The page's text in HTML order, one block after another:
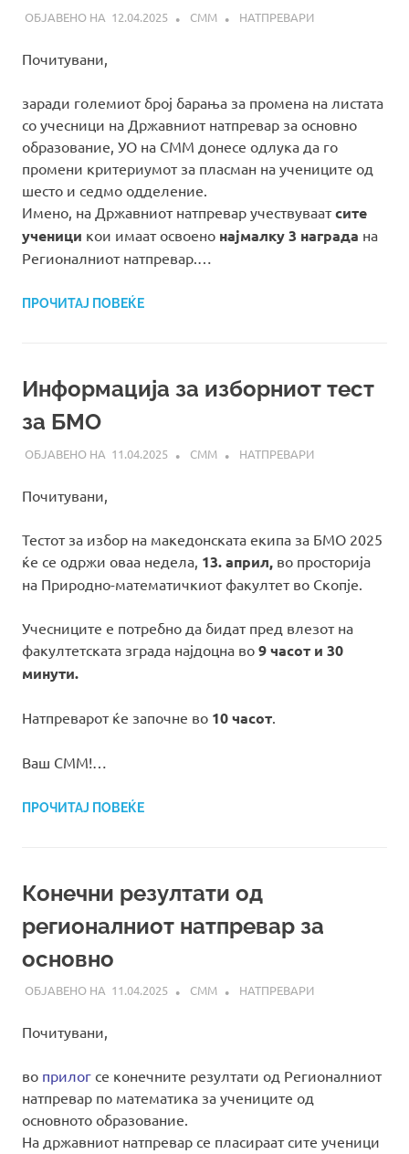
12.04.2025 СММ НАТПРЕВАРИ
Почитувани,
заради големиот број барања за промена на листата
со учесници на Државниот натпревар за основно
образование, УО на СММ донесе одлука да го
промени критериумот за пласман на учениците од
шесто и седмо одделение.
Имено, на Државниот натпревар учествуваатсите
ученици кои имаат освоено најмалку 3 награда на
Регионалниот натпревар.…
ПРОЧИТАЈ ПОВЕЌЕ
Информациja за изборниот тест
за БМО
11.04.2025 СММ НАТПРЕВАРИ
Почитувани,
Тестот за избор на македонската екипа за БМО 2025
ќе се одржи оваа недела, 13. април, во просториja
на Природно-математичкиот факултет во Скопје.
Учесниците е потребно да бидат пред влезот на
факултетската зграда најдоцна во 9 часот и 30
минути.
Натпреварот ќе започне во 10 часот
Ваш СММ!…
ПРОЧИТАЈ ПОВЕЌЕ
Конечни резултати од
регионалниот натпревар за
основно
11.04.2025 СММ НАТПРЕВАРИ
Почитувани,
во прилог се конечните резултати од Регионалниот
натпревар по математика за учениците од
основното образование.
На државниот натпревар се пласираат сите ученици